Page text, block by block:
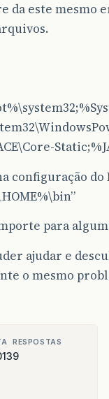
da este mesmo
configuração
para
ajudar e
o mesmo
RESPOSTAS
9